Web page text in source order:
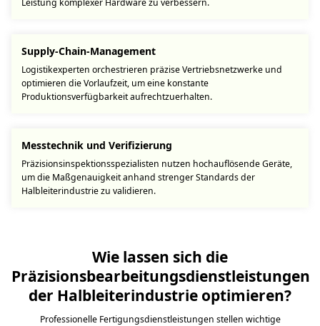
Supply-Chain-Management
Logistikexperten orchestrieren präzise Vertriebsnetzwerke und
optimieren die Vorlaufzeit, um eine konstante
Produktionsverfügbarkeit aufrechtzuerhalten.
Messtechnik und Verifizierung
Präzisionsinspektionsspezialisten nutzen hochauflösende Geräte,
um die Maßgenauigkeit anhand strenger Standards der
Halbleiterindustrie zu validieren.
Wie lassen sich die
Präzisionsbearbeitungsdienstleistungen
der Halbleiterindustrie optimieren?
Professionelle Fertigungsdienstleistungen stellen wichtige